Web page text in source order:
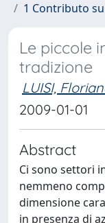
1 Contributo
Le piccole
tradizione
LUISI,
2009-01-01
Abstract
Ci sono settori
nemmeno
dimensione
in presenza di